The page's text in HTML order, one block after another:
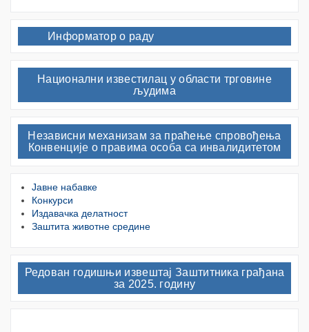
Информатор о раду
Национални известилац у области трговине
људима
Независни механизам за праћење спровођења
Конвенције о правима особа са инвалидитетом
Јавне набавке
Конкурси
Издавачка делатност
Заштита животне средине
Редован годишњи извештај Заштитника грађана
за 2025. годину